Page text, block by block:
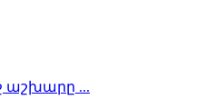
աշխարը ...